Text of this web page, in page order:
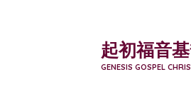
起初福音
GENESIS GOSPEL